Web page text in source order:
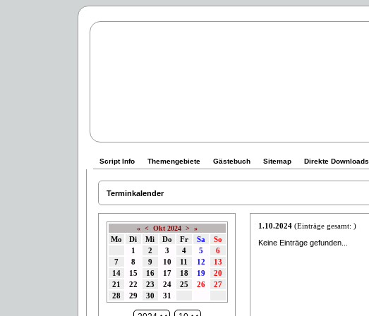
Script Info Themengebiete Gästebuch Sitemap Direkte Downloads
Terminkalender
« < Okt 2024 > »
Mo Di Mi Do Fr Sa
So
1
2 3 4 5
6
7
8 9 10 11 12
13
14
15 16 17 18 19
20
21
22 23 24 25 26
27
28
29 30 31
1.10.2024(Einträge gesamt: )
Keine Einträge gefunden...